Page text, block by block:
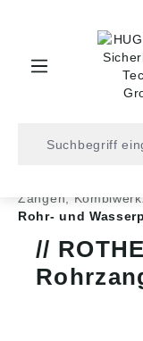
Zangen,
Rohr- und